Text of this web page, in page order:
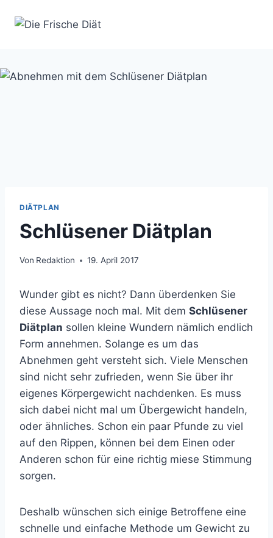
Inhalt
DIÄTPLAN
Schlüsener Diätplan
Von Redaktion 19. April 2017
Wunder gibt es nicht? Dann überdenken Sie
diese Aussage noch mal. Mit dem Schlüsener
Diätplan sollen kleine Wundern nämlich endlich
Form annehmen. Solange es um das
Abnehmen geht versteht sich. Viele Menschen
sind nicht sehr zufrieden, wenn Sie über ihr
eigenes Körpergewicht nachdenken. Es muss
sich dabei nicht mal um Übergewicht handeln,
oder ähnliches. Schon ein paar Pfunde zu viel
auf den Rippen, können bei dem Einen oder
Anderen schon für eine richtig miese Stimmung
sorgen.
Deshalb wünschen sich einige Betroffene eine
schnelle und einfache Methode um Gewicht zu